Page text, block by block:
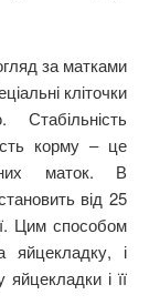
за матками
кліточки
корму ‒ це
маток. В
від 25
Цим способом
яйцекладку, і
і її